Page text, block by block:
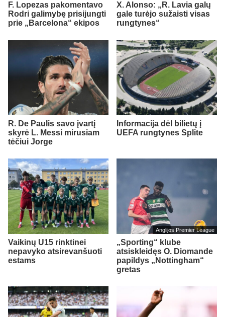
F. Lopezas pakomentavo
Rodri galimybę prisijungti
prie „Barcelona“ ekipos
X. Alonso: „R. Lavia galų
gale turėjo sužaisti visas
rungtynes“
R. De Paulis savo įvartį
skyrė L. Messi mirusiam
tėčiui Jorge
Informacija dėl bilietų į
UEFA rungtynes Splite
Vaikinų U15 rinktinei
nepavyko atsirevanšuoti
estams
Anglijos Premier League
„Sporting“ klube
atsiskleidęs O. Diomande
papildys „Nottingham“
gretas